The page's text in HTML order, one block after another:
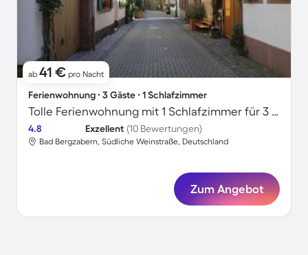
ab 41 € pro Nacht
Ferienwohnung ∙ 3 Gäste ∙ 1 Schlafzimmer
Tolle Ferienwohnung mit 1 Schlafzimmer für 3 Personen
4.8 Exzellent (10 Bewertungen)
Bad Bergzabern, Südliche Weinstraße, Deutschland
Zum Angebot